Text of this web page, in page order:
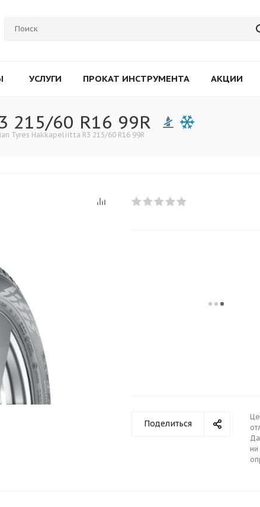
УСЛУГИ ПРОКАТ ИНСТРУМЕНТА АКЦИИ
215/60 R16 99R
Tyres Hakkapeliitta R3 215/60 R16 99R
Поделиться